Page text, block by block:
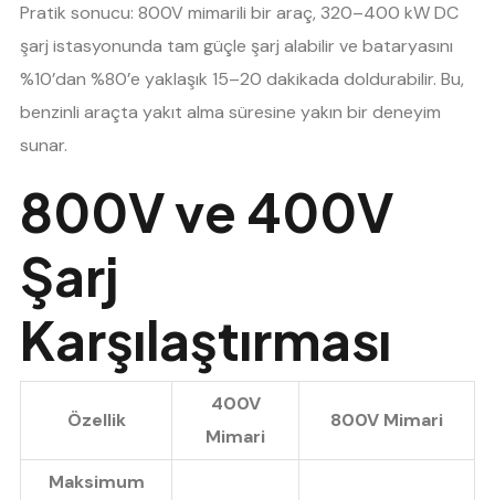
Pratik sonucu: 800V mimarili bir araç, 320–400 kW DC
şarj istasyonunda tam güçle şarj alabilir ve bataryasını
%10’dan %80’e yaklaşık 15–20 dakikada doldurabilir. Bu,
benzinli araçta yakıt alma süresine yakın bir deneyim
sunar.
800V ve 400V
Şarj
Karşılaştırması
Özellik
400V
Mimari
800V Mimari
Maksimum